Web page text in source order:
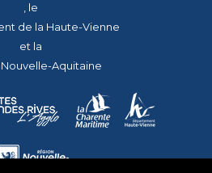
, le
de la Haute-Vienne
et la
Aquitaine